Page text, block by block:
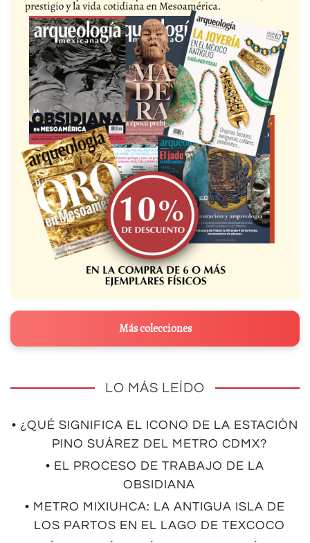
Más colecciones
LO MÁS LEÍDO
• ¿QUÉ SIGNIFICA EL ICONO DE LA ESTACIÓN
PINO SUÁREZ DEL METRO CDMX?
• EL PROCESO DE TRABAJO DE LA
OBSIDIANA
• METRO MIXIUHCA: LA ANTIGUA ISLA DE
LOS PARTOS EN EL LAGO DE TEXCOCO